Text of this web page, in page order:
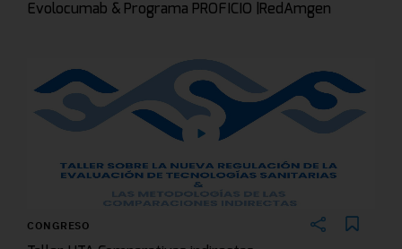
Evolocumab & Programa PROFICIO |RedAmgen
CONGRESO